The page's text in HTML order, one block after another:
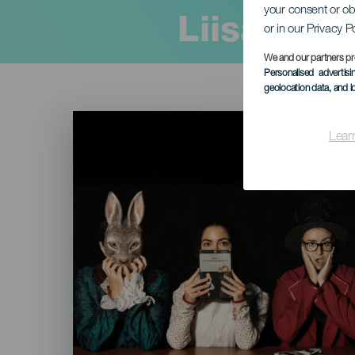
your consent or
or in our Privacy
We and our partners
Personalised
geolocation data, and
Liisa